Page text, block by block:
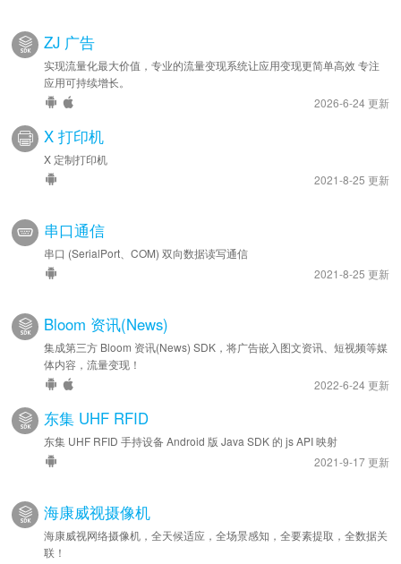
ZJ 广告
实现流量化最大价值，专业的流量变现系统让应用变现更简单高效 专注
应用可持续增长。
2026-6-24 更新
X 打印机
X 定制打印机
2021-8-25 更新
串口通信
串口 (SerialPort、COM) 双向数据读写通信
2021-8-25 更新
Bloom 资讯(News)
集成第三方 Bloom 资讯(News) SDK，将广告嵌入图文资讯、短视频等媒
体内容，流量变现！
2022-6-24 更新
东集 UHF RFID
东集 UHF RFID 手持设备 Android 版 Java SDK 的 js API 映射
2021-9-17 更新
海康威视摄像机
海康威视网络摄像机，全天候适应，全场景感知，全要素提取，全数据关
联！